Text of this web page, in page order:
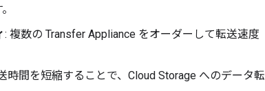
: 複数の Transfer Appliance をオーダーして転送速度
時間を短縮することで、Cloud Storage へのデータ転